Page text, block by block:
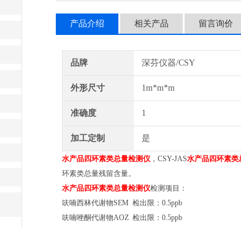
产品介绍 相关产品 留言询价
品牌 深芬仪器/CSY
外形尺寸 1m*m*m
准确度 1
加工定制 是
水产品四环素类总量检测仪 ，CSY-JAS水产品四环素类
环素类总量残留含量。
水产品四环素类总量检测仪检测项目：
呋喃西林代谢物SEM 检出限：0.5ppb
呋喃唑酮代谢物AOZ 检出限：0.5ppb